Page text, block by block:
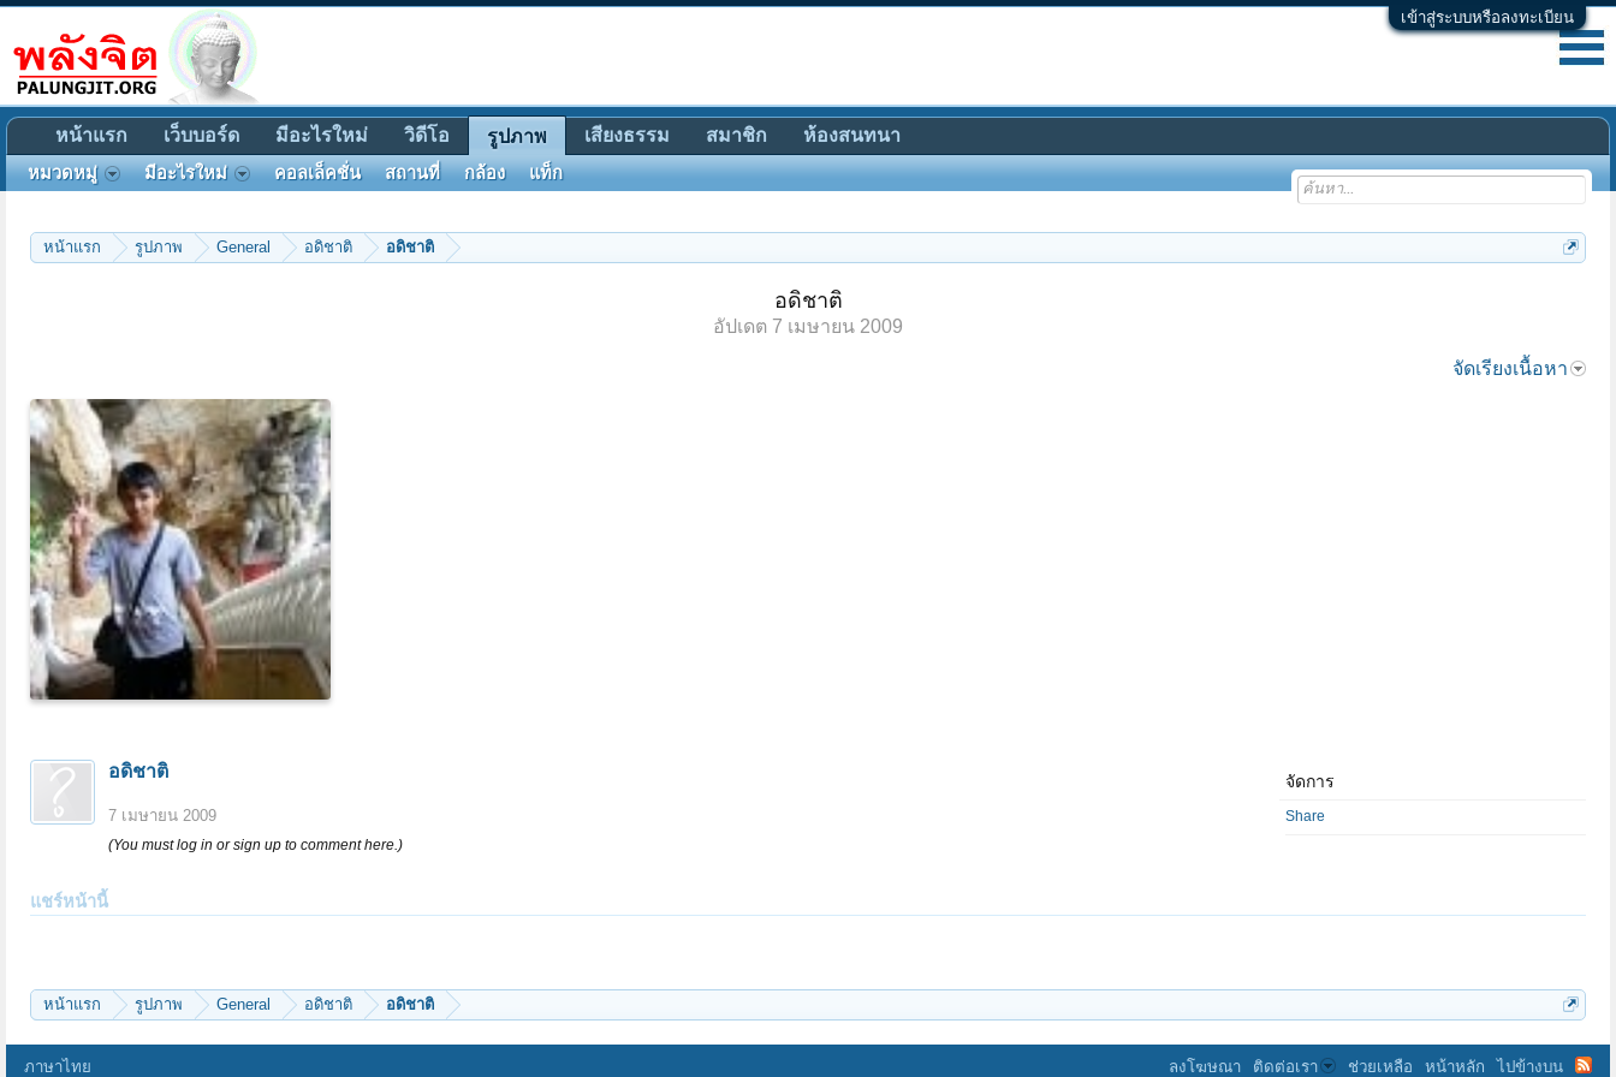
เข้าสู่ระบบหรือลงทะเบียน
หน้าแรก รูปภาพ General อดิชาติ อดิชาติ
อดิชาติ
อัปเดต 7 เมษายน 2009
จัดเรียงเนื้อหา
อดิชาติ
7 เมษายน 2009
(You must log in or sign up to comment here.)
จัดการ
Share
แชร์หน้านี้
หน้าแรก รูปภาพ General อดิชาติ อดิชาติ
หน้าแรก เว็บบอร์ด มีอะไรใหม่ วิดีโอ รูปภาพ
หมวดหมู่ มีอะไรใหม่ คอลเล็คชั่น สถานที่ กล้อง แท็ก
เสียงธรรม สมาชิก ห้องสนทนา
ภาษาไทย ลงโฆษณา ติดต่อเรา ช่วยเหลือ หน้าหลัก ไปข้างบน